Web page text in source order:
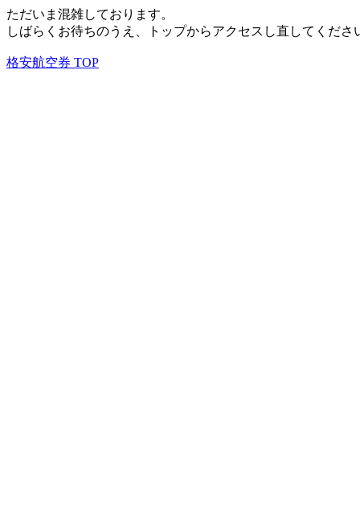
ただいま混雑しております。
しばらくお待ちのうえ、トップからアクセスし直してくださ
格安航空券 TOP